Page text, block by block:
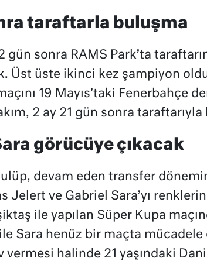
taraftarla buluşma
gün sonra RAMS Park’ta
Üst üste ikinci kez şampiyon
19 Mayıs’taki Fenerbahçe
2 ay 21 gün sonra
görücüye çıkacak
kulüp, devam eden transfer
Jelert ve Gabriel Sara’yı
ile yapılan Süper Kupa
Sara henüz bir maçta mücadele
vermesi halinde 21 yaşındaki